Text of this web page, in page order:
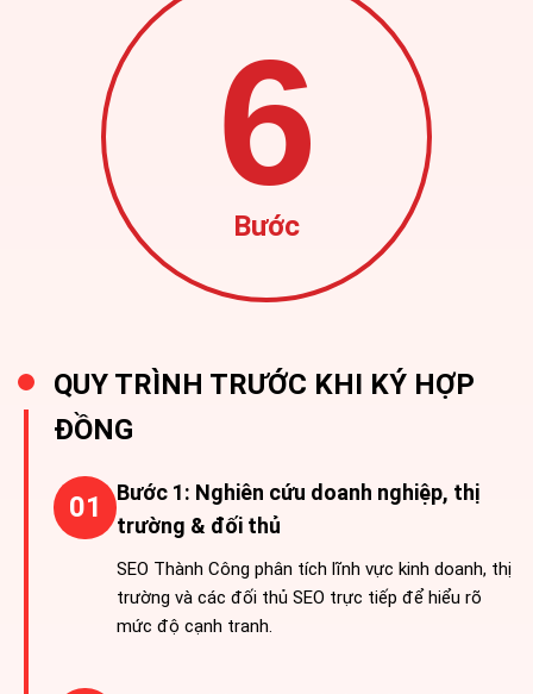
6
Bước
QUY TRÌNH TRƯỚC KHI KÝ HỢP
ĐỒNG
01
Bước 1: Nghiên cứu doanh nghiệp, thị
trường & đối thủ
SEO Thành Công phân tích lĩnh vực kinh doanh, thị
trường và các đối thủ SEO trực tiếp để hiểu rõ
mức độ cạnh tranh.